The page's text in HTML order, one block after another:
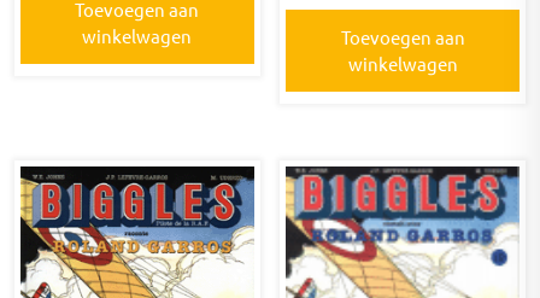
Toevoegen aan
winkelwagen
Toevoegen aan
winkelwagen